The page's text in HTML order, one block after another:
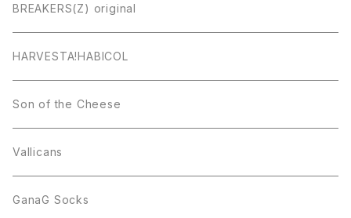
BREAKERS(Z) original
HARVESTA!HABICOL
Son of the Cheese
Vallicans
GanaG Socks